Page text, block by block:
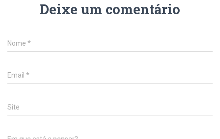
Deixe um comentário
Nome *
Email *
Site